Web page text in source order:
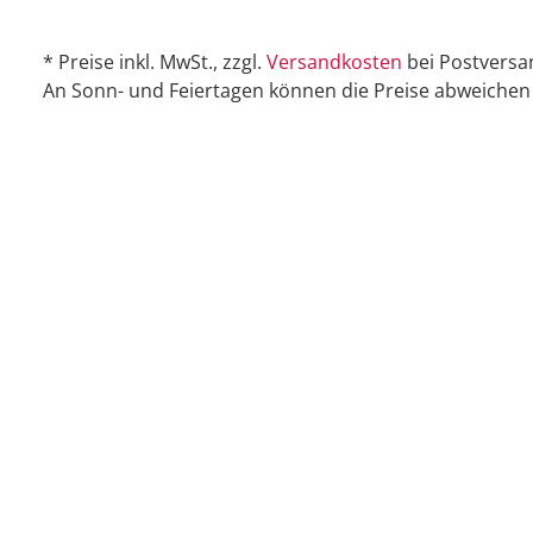
* Preise inkl. MwSt., zzgl. Versandkosten bei
An Sonn- und Feiertagen können die Preise abweichen